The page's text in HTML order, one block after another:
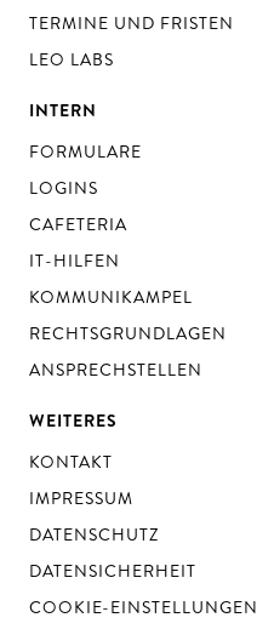
TERMINE UND FRISTEN
LEO LABS
INTERN
FORMULARE
LOGINS
CAFETERIA
IT-HILFEN
KOMMUNIKAMPEL
RECHTSGRUNDLAGEN
ANSPRECHSTELLEN
WEITERES
KONTAKT
IMPRESSUM
DATENSCHUTZ
DATENSICHERHEIT
COOKIE-EINSTELLUNGEN